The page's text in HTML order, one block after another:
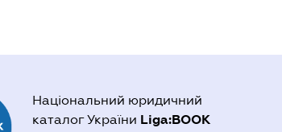
Національний юридичний
каталог України Liga:BOOK